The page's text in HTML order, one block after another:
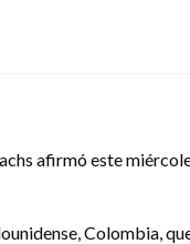
afirmó este
Colombia,